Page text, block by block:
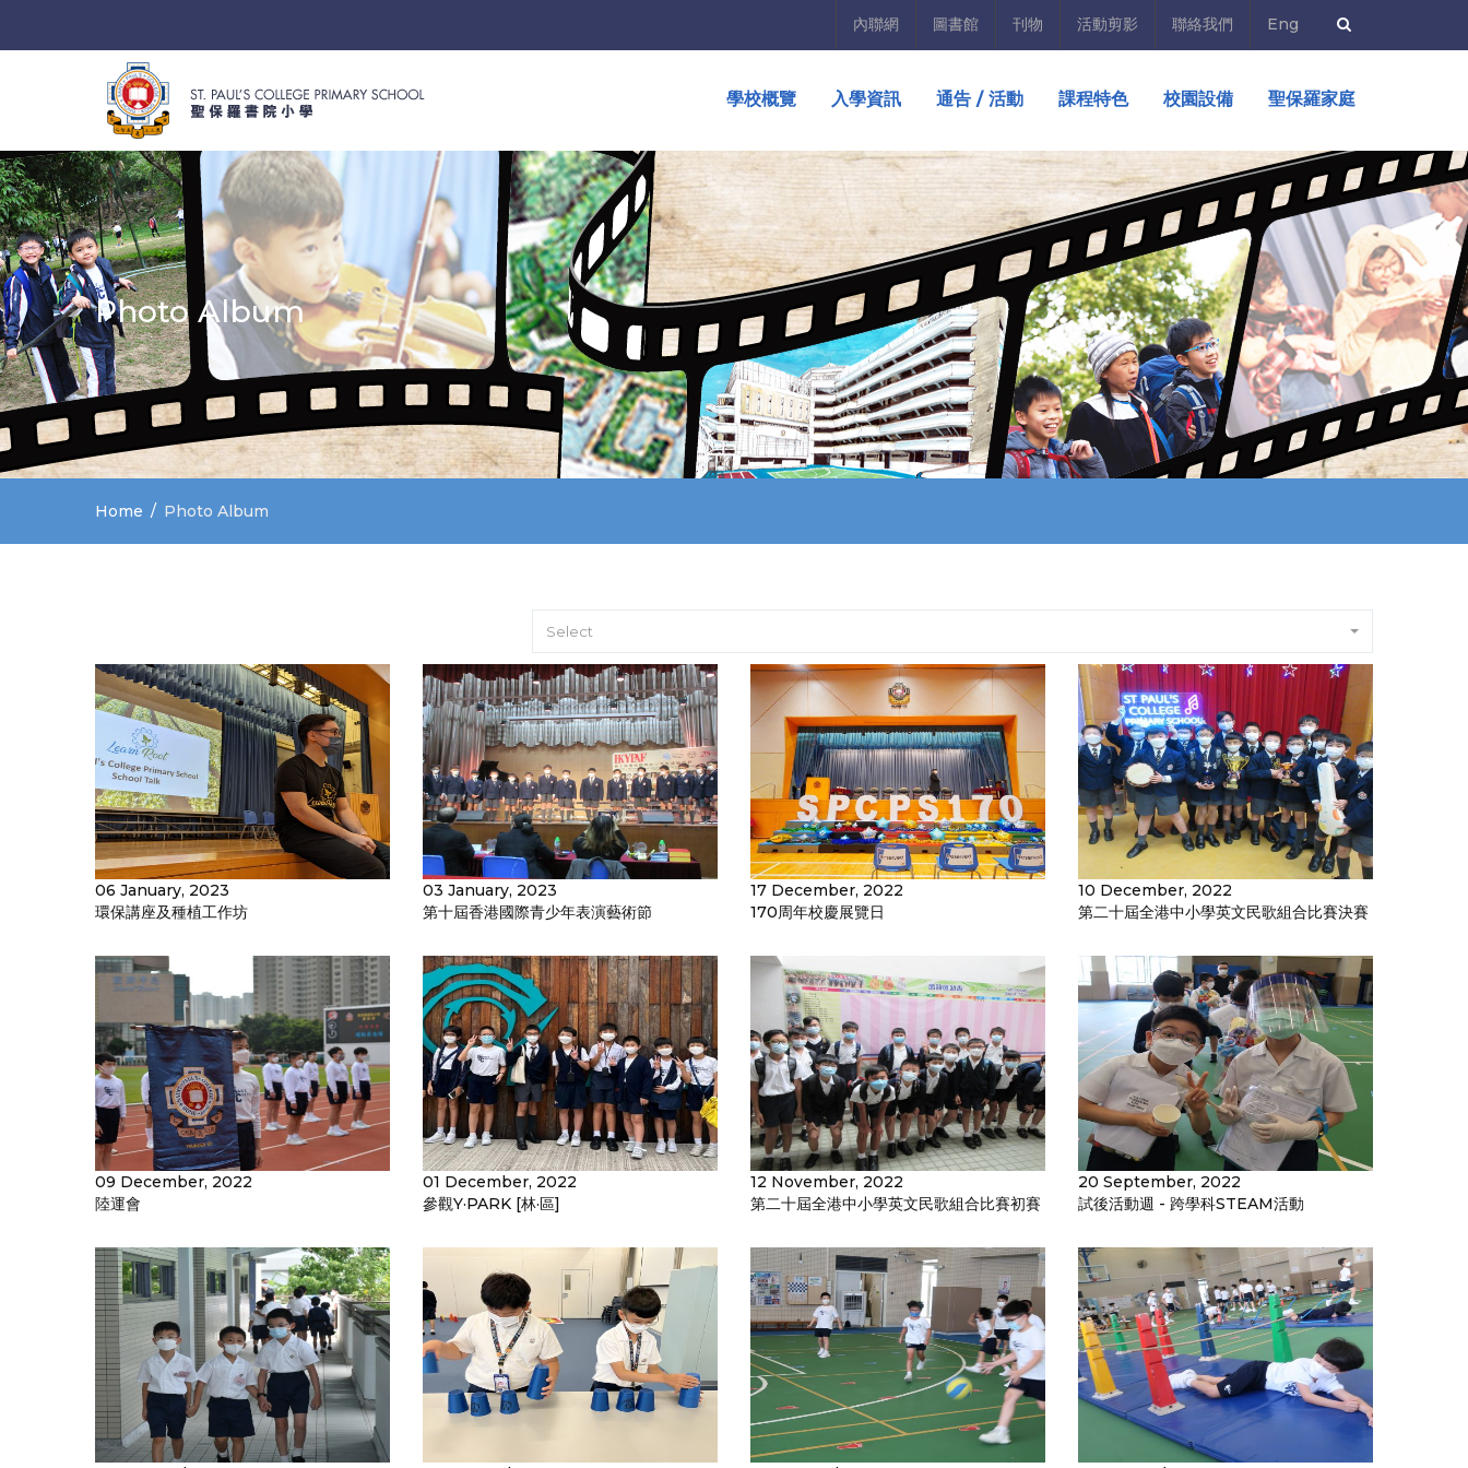
內聯網 圖書館 刊物 活動剪影 聯絡我們 Eng
學校概覽 入學資訊 通告 / 活動 課程特色 校園設備 聖保羅家庭
Photo Album
Home Photo Album
Select
06 January, 2023
環保講座及種植工作坊
03 January, 2023
第十屆香港國際青少年表演藝術節
17 December, 2022
170周年校慶展覽日
10 December, 2022
第二十屆全港中小學英文民歌組合比賽決賽
09 December, 2022
陸運會
01 December, 2022
參觀Y·PARK [林·區]
12 November, 2022
第二十屆全港中小學英文民歌組合比賽初賽
20 September, 2022
試後活動週 - 跨學科STEAM活動